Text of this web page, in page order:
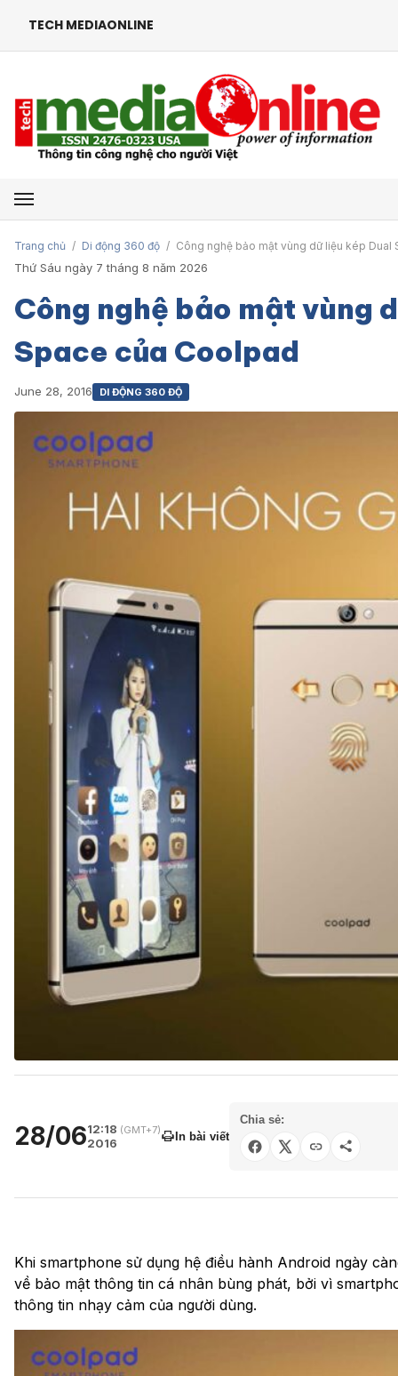
TECH MEDIAONLINE
Mở menu
Trang chủ / Di động 360 độ / Công nghệ bảo mật vùng dữ liệu kép Dual
Thứ Sáu ngày 7 tháng 8 năm 2026
Công nghệ bảo mật vùng
Space của Coolpad
June 28, 2016 DI ĐỘNG 360 ĐỘ
28/0612:18 (GMT+7)
2016 In bài viết
Chia sẻ:
Khi smartphone sử dụng hệ điều hành Android ngày
về bảo mật thông tin cá nhân bùng phát, bởi vì
thông tin nhạy cảm của người dùng.